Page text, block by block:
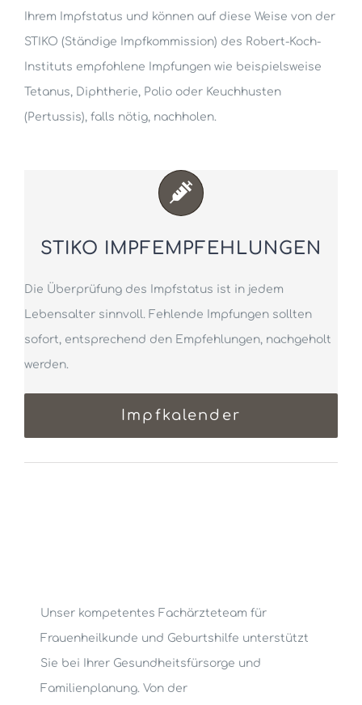
Ihrem Impfstatus und können auf diese Weise von der
STIKO (Ständige Impfkommission) des Robert-Koch-
Instituts empfohlene Impfungen wie beispielsweise
Tetanus, Diphtherie, Polio oder Keuchhusten
(Pertussis), falls nötig, nachholen.
STIKO IMPFEMPFEHLUNGEN
Die Überprüfung des Impfstatus ist in jedem
Lebensalter sinnvoll. Fehlende Impfungen sollten
sofort, entsprechend den Empfehlungen, nachgeholt
werden.
Impfkalender
Unser kompetentes Fachärzteteam für
Frauenheilkunde und Geburtshilfe unterstützt
Sie bei Ihrer Gesundheitsfürsorge und
Familienplanung. Von der